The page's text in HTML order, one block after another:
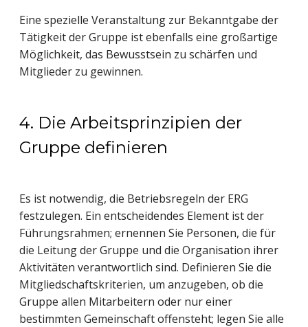
Eine spezielle Veranstaltung zur Bekanntgabe der
Tätigkeit der Gruppe ist ebenfalls eine großartige
Möglichkeit, das Bewusstsein zu schärfen und
Mitglieder zu gewinnen.
4. Die Arbeitsprinzipien der
Gruppe definieren
Es ist notwendig, die Betriebsregeln der ERG
festzulegen. Ein entscheidendes Element ist der
Führungsrahmen; ernennen Sie Personen, die für
die Leitung der Gruppe und die Organisation ihrer
Aktivitäten verantwortlich sind. Definieren Sie die
Mitgliedschaftskriterien, um anzugeben, ob die
Gruppe allen Mitarbeitern oder nur einer
bestimmten Gemeinschaft offensteht; legen Sie alle